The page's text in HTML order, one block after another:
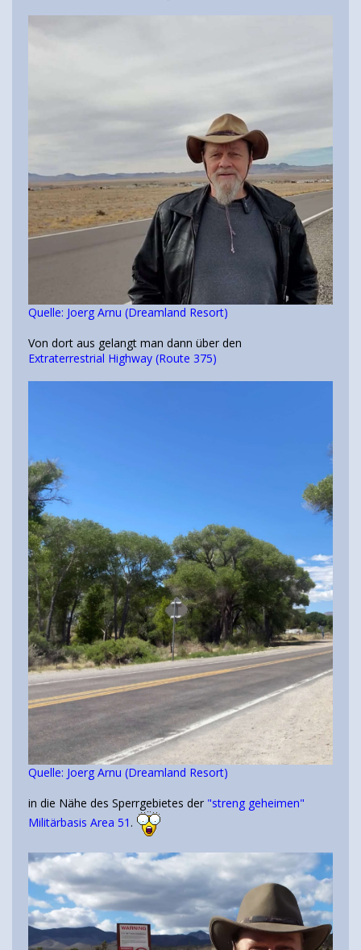
Quelle: Joerg Arnu (Dreamland Resort)
Von dort aus gelangt man dann über den
Extraterrestrial Highway (Route 375)
Quelle: Joerg Arnu (Dreamland Resort)
in die Nähe des Sperrgebietes der "streng geheimen"
Militärbasis Area 51 .